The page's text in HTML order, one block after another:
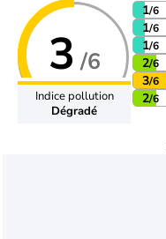
3 /6
Indice pollution
Dégradé
1/6
1/6
1/6
2/6
3/6
2/6